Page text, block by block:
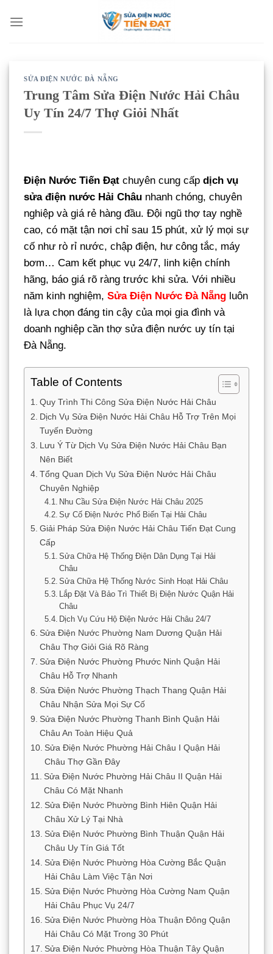
qua
SỬA ĐIỆN NƯỚC ĐÀ NẴNG
Trung Tâm Sửa Điện Nước Hải Châu
Uy Tín 24/7 Thợ Giỏi Nhất
Điện Nước Tiến Đạt chuyên cung cấp dịch vụ
sửa điện nước Hải Châu nhanh chóng, chuyên
nghiệp và giá rẻ hàng đầu. Đội ngũ thợ tay nghề
cao, có mặt tận nơi chỉ sau 15 phút, xử lý mọi sự
cố như rò rỉ nước, chập điện, hư công tắc, máy
bơm… Cam kết phục vụ 24/7, linh kiện chính
hãng, báo giá rõ ràng trước khi sửa. Với nhiều
năm kinh nghiệm, Sửa Điện Nước Đà Nẵng luôn
là lựa chọn đáng tin cậy của mọi gia đình và
doanh nghiệp cần thợ sửa điện nước uy tín tại
Đà Nẵng.
Table of Contents
Quy Trình Thi Công Sửa Điện Nước Hải Châu
Dịch Vụ Sửa Điện Nước Hải Châu Hỗ Trợ Trên Mọi
Tuyến Đường
Lưu Ý Từ Dịch Vụ Sửa Điện Nước Hải Châu Bạn
Nên Biết
Tổng Quan Dịch Vụ Sửa Điện Nước Hải Châu
Chuyên Nghiệp
Nhu Cầu Sửa Điện Nước Hải Châu 2025
Sự Cố Điện Nước Phổ Biến Tại Hải Châu
Giải Pháp Sửa Điện Nước Hải Châu Tiến Đạt Cung
Cấp
Sửa Chữa Hệ Thống Điện Dân Dụng Tại Hải
Châu
Sửa Chữa Hệ Thống Nước Sinh Hoạt Hải Châu
Lắp Đặt Và Bảo Trì Thiết Bị Điện Nước Quận Hải
Châu
Dịch Vụ Cứu Hộ Điện Nước Hải Châu 24/7
Sửa Điện Nước Phường Nam Dương Quận Hải
Châu Thợ Giỏi Giá Rõ Ràng
Sửa Điện Nước Phường Phước Ninh Quận Hải
Châu Hỗ Trợ Nhanh
Sửa Điện Nước Phường Thạch Thang Quận Hải
Châu Nhận Sửa Mọi Sự Cố
Sửa Điện Nước Phường Thanh Bình Quận Hải
Châu An Toàn Hiệu Quả
Sửa Điện Nước Phường Hải Châu I Quận Hải
Châu Thợ Gần Đây
Sửa Điện Nước Phường Hải Châu II Quận Hải
Châu Có Mặt Nhanh
Sửa Điện Nước Phường Bình Hiên Quận Hải
Châu Xử Lý Tại Nhà
Sửa Điện Nước Phường Bình Thuận Quận Hải
Châu Uy Tín Giá Tốt
Sửa Điện Nước Phường Hòa Cường Bắc Quận
Hải Châu Làm Việc Tận Nơi
Sửa Điện Nước Phường Hòa Cường Nam Quận
Hải Châu Phục Vụ 24/7
Sửa Điện Nước Phường Hòa Thuận Đông Quận
Hải Châu Có Mặt Trong 30 Phút
Sửa Điện Nước Phường Hòa Thuận Tây Quận